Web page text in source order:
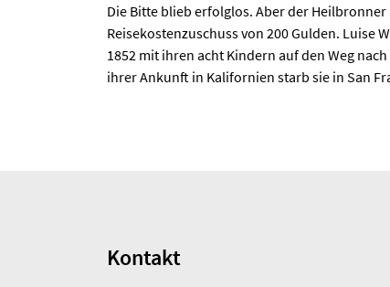
Die Bitte blieb erfolglos. Aber der
Reisekostenzuschuss von 200 Gulden. Luise
1852 mit ihren acht Kindern auf den Weg
ihrer Ankunft in Kalifornien starb sie in San
Kontakt